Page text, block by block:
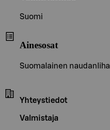
Suomi
Ainesosat
Suomalainen naudanliha
Yhteystiedot
Valmistaja